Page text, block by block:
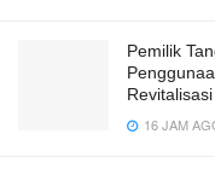
Pemilik
16 JAM